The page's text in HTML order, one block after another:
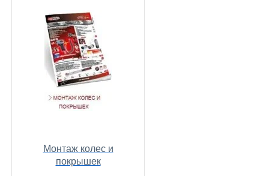
Монтаж колес и
покрышек